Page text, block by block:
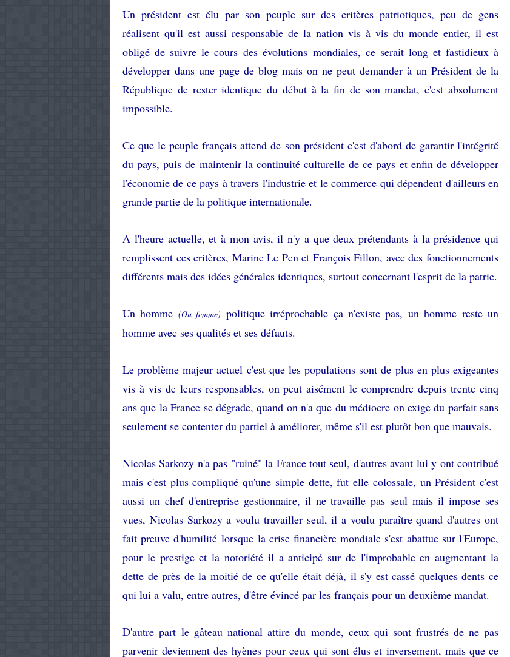
Un président est élu par son peuple sur des critères patriotiques, peu de gens
réalisent qu'il est aussi responsable de la nation vis à vis du monde entier, il est
obligé de suivre le cours des évolutions mondiales, ce serait long et fastidieux à
développer dans une page de blog mais on ne peut demander à un Président de la
République de rester identique du début à la fin de son mandat, c'est absolument
impossible.
Ce que le peuple français attend de son président c'est d'abord de garantir l'intégrité
du pays, puis de maintenir la continuité culturelle de ce pays et enfin de développer
l'économie de ce pays à travers l'industrie et le commerce qui dépendent d'ailleurs en
grande partie de la politique internationale.
A l'heure actuelle, et à mon avis, il n'y a que deux prétendants à la présidence qui
remplissent ces critères, Marine Le Pen et François Fillon, avec des fonctionnements
différents mais des idées générales identiques, surtout concernant l'esprit de la patrie.
Un homme (Ou femme) politique irréprochable ça n'existe pas, un homme reste un
homme avec ses qualités et ses défauts.
Le problème majeur actuel c'est que les populations sont de plus en plus exigeantes
vis à vis de leurs responsables, on peut aisément le comprendre depuis trente cinq
ans que la France se dégrade, quand on n'a que du médiocre on exige du parfait sans
seulement se contenter du partiel à améliorer, même s'il est plutôt bon que mauvais.
Nicolas Sarkozy n'a pas "ruiné" la France tout seul, d'autres avant lui y ont contribué
mais c'est plus compliqué qu'une simple dette, fut elle colossale, un Président c'est
aussi un chef d'entreprise gestionnaire, il ne travaille pas seul mais il impose ses
vues, Nicolas Sarkozy a voulu travailler seul, il a voulu paraître quand d'autres ont
fait preuve d'humilité lorsque la crise financière mondiale s'est abattue sur l'Europe,
pour le prestige et la notoriété il a anticipé sur de l'improbable en augmentant la
dette de près de la moitié de ce qu'elle était déjà, il s'y est cassé quelques dents ce
qui lui a valu, entre autres, d'être évincé par les français pour un deuxième mandat.
D'autre part le gâteau national attire du monde, ceux qui sont frustrés de ne pas
parvenir deviennent des hyènes pour ceux qui sont élus et inversement, mais que ce